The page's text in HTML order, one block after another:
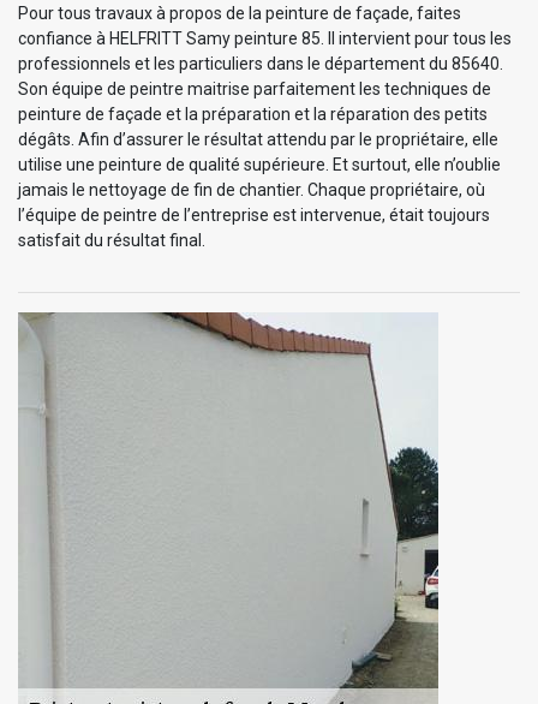
Pour tous travaux à propos de la peinture de façade, faites
confiance à HELFRITT Samy peinture 85. Il intervient pour tous les
professionnels et les particuliers dans le département du 85640.
Son équipe de peintre maitrise parfaitement les techniques de
peinture de façade et la préparation et la réparation des petits
dégâts. Afin d’assurer le résultat attendu par le propriétaire, elle
utilise une peinture de qualité supérieure. Et surtout, elle n’oublie
jamais le nettoyage de fin de chantier. Chaque propriétaire, où
l’équipe de peintre de l’entreprise est intervenue, était toujours
satisfait du résultat final.